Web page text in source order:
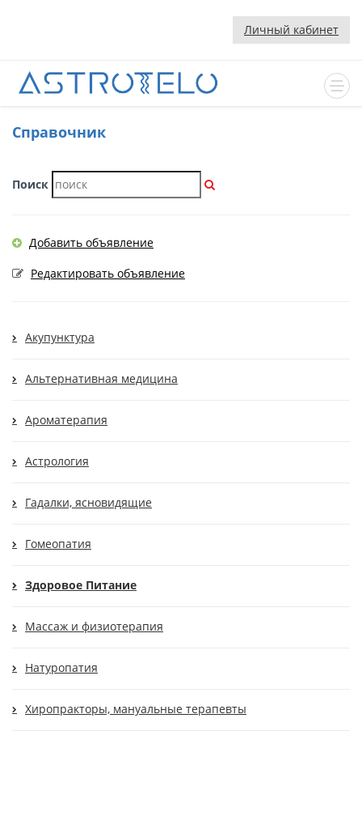
Личный кабинет
Cправочник
Поиск
Добавить объявление
Редактировать объявление
Акупунктура
Альтернативная медицина
Ароматерапия
Астрология
Гадалки, ясновидящие
Гомеопатия
Здоровое Питание
Массаж и физиотерапия
Натуропатия
Хиропракторы, мануальные терапевты